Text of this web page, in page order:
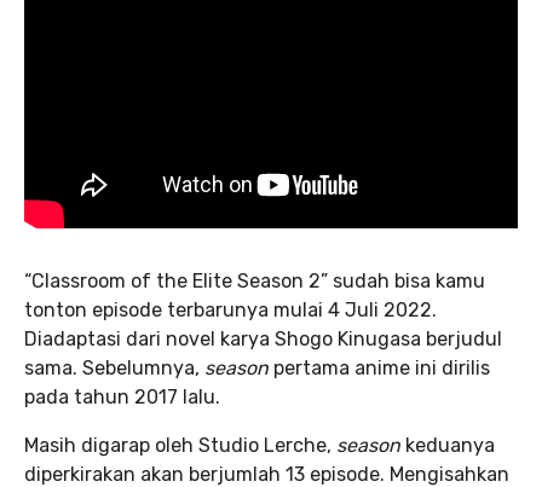
“Classroom of the Elite Season 2” sudah bisa kamu
tonton episode terbarunya mulai 4 Juli 2022.
Diadaptasi dari novel karya Shogo Kinugasa berjudul
sama. Sebelumnya, season pertama anime ini dirilis
pada tahun 2017 lalu.
Masih digarap oleh Studio Lerche, season keduanya
diperkirakan akan berjumlah 13 episode. Mengisahkan